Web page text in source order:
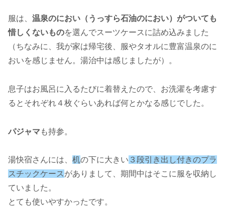
服は、 温泉のにおい（うっすら石油のにおい）がついても
惜しくないものを選んでスーツケースに詰め込みました
（ちなみに、我が家は帰宅後、服やタオルに豊富温泉のに
おいを感じません。湯治中は感じましたが）。
息子はお風呂に入るたびに着替えたので、お洗濯を考慮す
るとそれぞれ４枚ぐらいあれば何とかなる感じでした。
パジャマ も持参。
湯快宿さんには、 机の下に大きい ３段引き出し付きのプラ
スチックケースがありまして、期間中はそこに服を収納し
ていました。
とても使いやすかったです。